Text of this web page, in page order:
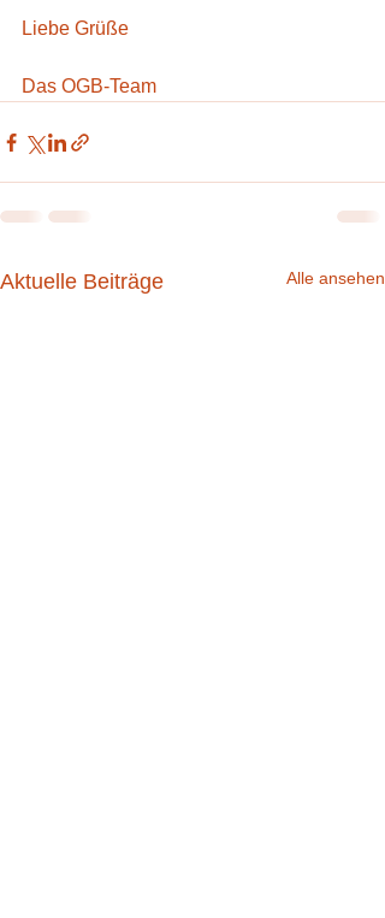
Liebe Grüße
Das OGB-Team
Aktuelle Beiträge Alle ansehen